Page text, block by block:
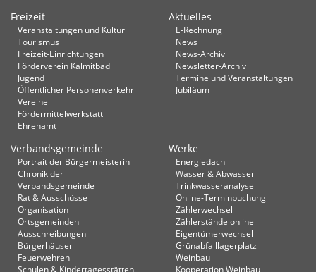
Freizeit
Veranstaltungen und Kultur
Tourismus
Freizeit-Einrichtungen
Förderverein Kalmitbad
Jugend
Öffentlicher Personenverkehr
Vereine
Fördermittelwerkstatt
Ehrenamt
Aktuelles
E-Rechnung
News
News-Archiv
Newsletter-Archiv
Termine und Veranstaltungen
Jubiläum
Verbandsgemeinde
Portrait der Bürgermeisterin
Chronik der
Verbandsgemeinde
Rat & Ausschüsse
Organisation
Ortsgemeinden
Ausschreibungen
Bürgerhäuser
Feuerwehren
Schulen & Kindertagesstätten
Werke
Energiedach
Wasser & Abwasser
Trinkwasseranalyse
Online-Terminbuchung
Zählerwechsel
Zählerstände online
Eigentümerwechsel
Grünabfalllagerplatz
Weinbau
Kooperation Weinbau